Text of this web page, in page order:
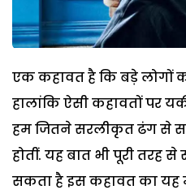
एक कहावत है कि बड़े लोगों
हालांकि ऐसी कहावतों पर
हम जितने सरलीकृत ढंग से
होतीं. यह बात भी पूरी तरह से
सकता है इस कहावत का यह